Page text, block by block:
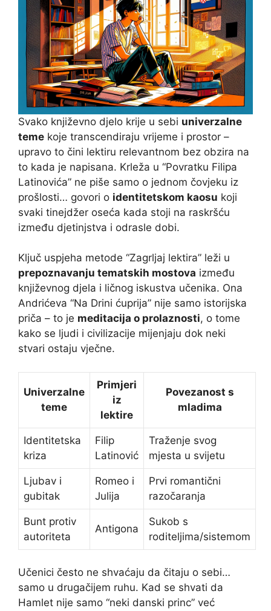
Svako književno djelo krije u sebi univerzalne
teme koje transcendiraju vrijeme i prostor –
upravo to čini lektiru relevantnom bez obzira na
to kada je napisana. Krleža u “Povratku Filipa
Latinovića” ne piše samo o jednom čovjeku iz
prošlosti… govori o identitetskom kaosu koji
svaki tinejdžer oseća kada stoji na raskršću
između djetinjstva i odrasle dobi.
Ključ uspjeha metode “Zagrljaj lektira” leži u
prepoznavanju tematskih mostova između
književnog djela i ličnog iskustva učenika. Ona
Andrićeva “Na Drini ćuprija” nije samo istorijska
priča – to je meditacija o prolaznosti, o tome
kako se ljudi i civilizacije mijenjaju dok neki
stvari ostaju vječne.
Univerzalne
teme
Primjeri
iz
lektire
Povezanost s
mladima
Identitetska
kriza
Filip
Latinović
Traženje svog
mjesta u svijetu
Ljubav i
gubitak
Romeo i
Julija
Prvi romantični
razočaranja
Bunt protiv
autoriteta
Antigona
Sukob s
roditeljima/sistemom
Učenici često ne shvaćaju da čitaju o sebi…
samo u drugačijem ruhu. Kad se shvati da
Hamlet nije samo “neki danski princ” već